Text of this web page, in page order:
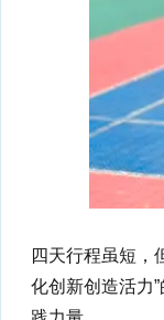
四天行程虽短，
化创新创造活力